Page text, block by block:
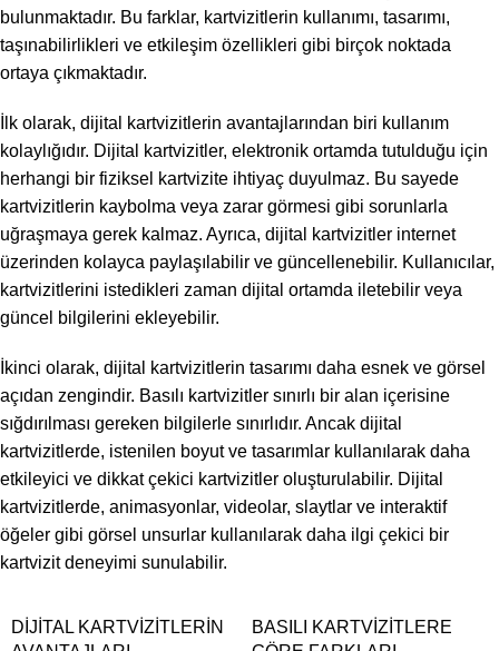
bulunmaktadır. Bu farklar, kartvizitlerin kullanımı, tasarımı,
taşınabilirlikleri ve etkileşim özellikleri gibi birçok noktada
ortaya çıkmaktadır.
İlk olarak, dijital kartvizitlerin avantajlarından biri kullanım
kolaylığıdır. Dijital kartvizitler, elektronik ortamda tutulduğu için
herhangi bir fiziksel kartvizite ihtiyaç duyulmaz. Bu sayede
kartvizitlerin kaybolma veya zarar görmesi gibi sorunlarla
uğraşmaya gerek kalmaz. Ayrıca, dijital kartvizitler internet
üzerinden kolayca paylaşılabilir ve güncellenebilir. Kullanıcılar,
kartvizitlerini istedikleri zaman dijital ortamda iletebilir veya
güncel bilgilerini ekleyebilir.
İkinci olarak, dijital kartvizitlerin tasarımı daha esnek ve görsel
açıdan zengindir. Basılı kartvizitler sınırlı bir alan içerisine
sığdırılması gereken bilgilerle sınırlıdır. Ancak dijital
kartvizitlerde, istenilen boyut ve tasarımlar kullanılarak daha
etkileyici ve dikkat çekici kartvizitler oluşturulabilir. Dijital
kartvizitlerde, animasyonlar, videolar, slaytlar ve interaktif
öğeler gibi görsel unsurlar kullanılarak daha ilgi çekici bir
kartvizit deneyimi sunulabilir.
DIJITAL KARTVIZITLERIN
BASILI KARTVIZITLERE